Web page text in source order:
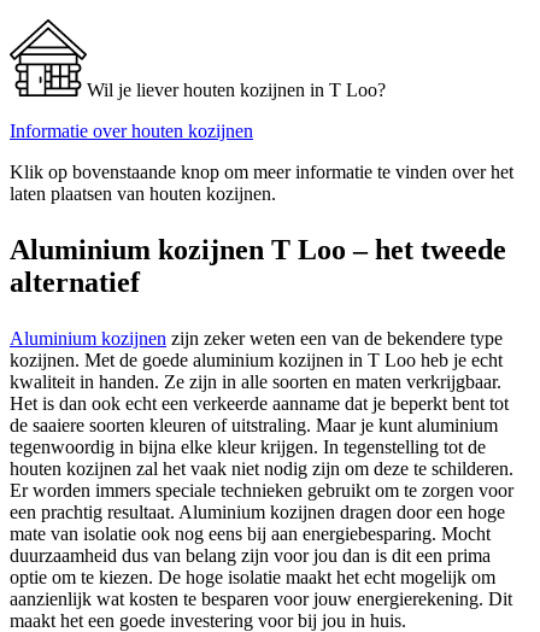
Wil je liever houten kozijnen in T Loo?
Informatie over houten kozijnen
Klik op bovenstaande knop om meer informatie te vinden over het
laten plaatsen van houten kozijnen.
Aluminium kozijnen T Loo – het tweede
alternatief
Aluminium kozijnen zijn zeker weten een van de bekendere type
kozijnen. Met de goede aluminium kozijnen in T Loo heb je echt
kwaliteit in handen. Ze zijn in alle soorten en maten verkrijgbaar.
Het is dan ook echt een verkeerde aanname dat je beperkt bent tot
de saaiere soorten kleuren of uitstraling. Maar je kunt aluminium
tegenwoordig in bijna elke kleur krijgen. In tegenstelling tot de
houten kozijnen zal het vaak niet nodig zijn om deze te schilderen.
Er worden immers speciale technieken gebruikt om te zorgen voor
een prachtig resultaat. Aluminium kozijnen dragen door een hoge
mate van isolatie ook nog eens bij aan energiebesparing. Mocht
duurzaamheid dus van belang zijn voor jou dan is dit een prima
optie om te kiezen. De hoge isolatie maakt het echt mogelijk om
aanzienlijk wat kosten te besparen voor jouw energierekening. Dit
maakt het een goede investering voor bij jou in huis.